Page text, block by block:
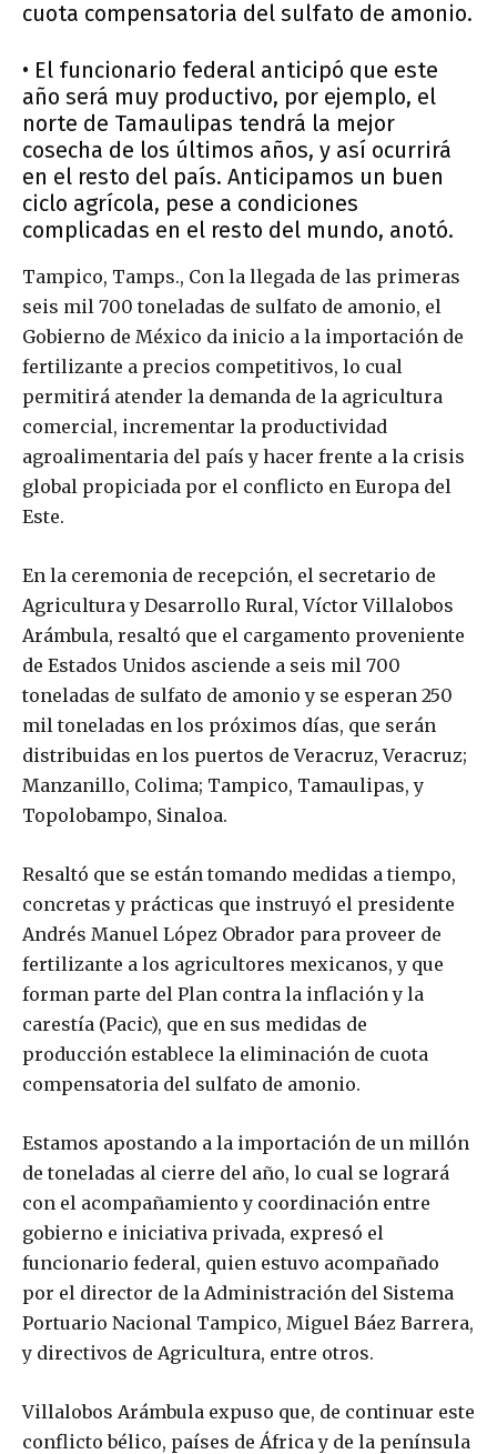
cuota compensatoria del sulfato de amonio.
• El funcionario federal anticipó que este
año será muy productivo, por ejemplo, el
norte de Tamaulipas tendrá la mejor
cosecha de los últimos años, y así ocurrirá
en el resto del país. Anticipamos un buen
ciclo agrícola, pese a condiciones
complicadas en el resto del mundo, anotó.
Tampico, Tamps., Con la llegada de las primeras
seis mil 700 toneladas de sulfato de amonio, el
Gobierno de México da inicio a la importación de
fertilizante a precios competitivos, lo cual
permitirá atender la demanda de la agricultura
comercial, incrementar la productividad
agroalimentaria del país y hacer frente a la crisis
global propiciada por el conflicto en Europa del
Este.
En la ceremonia de recepción, el secretario de
Agricultura y Desarrollo Rural, Víctor Villalobos
Arámbula, resaltó que el cargamento proveniente
de Estados Unidos asciende a seis mil 700
toneladas de sulfato de amonio y se esperan 250
mil toneladas en los próximos días, que serán
distribuidas en los puertos de Veracruz, Veracruz;
Manzanillo, Colima; Tampico, Tamaulipas, y
Topolobampo, Sinaloa.
Resaltó que se están tomando medidas a tiempo,
concretas y prácticas que instruyó el presidente
Andrés Manuel López Obrador para proveer de
fertilizante a los agricultores mexicanos, y que
forman parte del Plan contra la inflación y la
carestía (Pacic), que en sus medidas de
producción establece la eliminación de cuota
compensatoria del sulfato de amonio.
Estamos apostando a la importación de un millón
de toneladas al cierre del año, lo cual se logrará
con el acompañamiento y coordinación entre
gobierno e iniciativa privada, expresó el
funcionario federal, quien estuvo acompañado
por el director de la Administración del Sistema
Portuario Nacional Tampico, Miguel Báez Barrera,
y directivos de Agricultura, entre otros.
Villalobos Arámbula expuso que, de continuar este
conflicto bélico, países de África y de la península